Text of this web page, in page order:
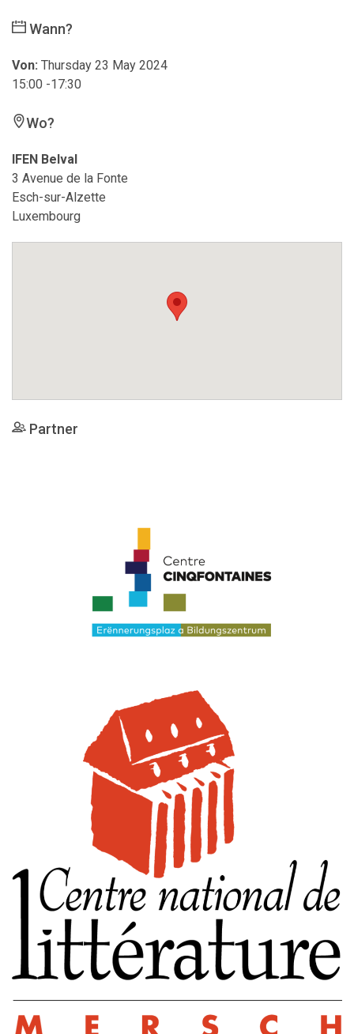
Wann?
Von: Thursday 23 May 2024
15:00 -17:30
Wo?
IFEN Belval
3 Avenue de la Fonte
Esch-sur-Alzette
Luxembourg
Partner